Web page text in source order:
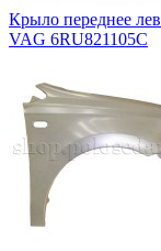
Крыло переднее
VAG 6RU821105C